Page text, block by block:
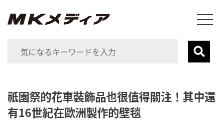
祇園祭的花車裝飾品也很值得關注！其中還
有16世紀在歐洲製作的壁毯